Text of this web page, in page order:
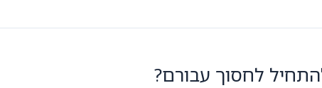
לחסוך עבורם?